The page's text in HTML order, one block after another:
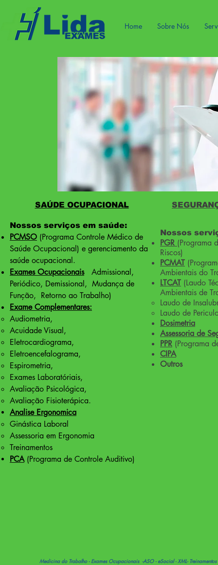
Home Sobre Nós
SAÚDE OCUPACIONAL
​​Nossos serviços em saúde:
PCMSO (Programa Controle Médico de
Saúde Ocupacional) e gerenciamento da
saúde ocupacional.
Exames Ocupacionais
Admissional,
Periódico, Demissional, Mudança de
Função, Retorno ao Trabalho)
Exame Complementares:
Audiometria,
Acuidade Visual,
Eletrocardiograma,
Eletroencefalograma,
Espirometria,
Exames Laboratóriais,
Avaliação Psicológica,
Avaliação Fisioterápica.
Analise Ergonomica
Ginástica Laboral
Assessoria em Ergonomia
Treinamentos
PCA (Programa de Controle Auditivo)
​​Nossos
PGR (Programa
Riscos)
PCMAT
Ambientais do
LTCAT (Laudo
Ambientais de
Laudo de
Laudo de
Dosimetria
Assessoria de
PPR (Programa
CIPA
Outros
Medicina do Trabalho - Exames Ocupacionais -ASO - eSocial - XML- Treinamentos